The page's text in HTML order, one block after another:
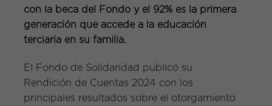
con la beca del Fondo y el 92% es la primera
generación que accede a la educación
terciaria en su familia.
El Fondo de Solidaridad publicó su
Rendición de Cuentas 2024 con los
principales resultados sobre el otorgamiento